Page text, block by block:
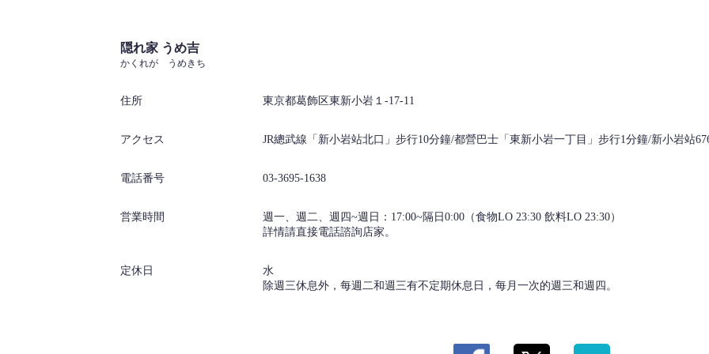
隠れ家 うめ吉
かくれが うめきち
住所 東京都葛飾区東新小岩１-17-11
アクセス JR總武線「新小岩站北口」步行10分鐘/都營巴士「東新小岩一丁目」步行1分鐘/新小岩站
電話番号 03-3695-1638
営業時間
週一、週二、週四~週日：17:00~隔日0:00（食物LO 23:30 飲料LO 23:30）
詳情請直接電話諮詢店家。
定休日
水
除週三休息外，每週二和週三有不定期休息日，每月一次的週三和週四。